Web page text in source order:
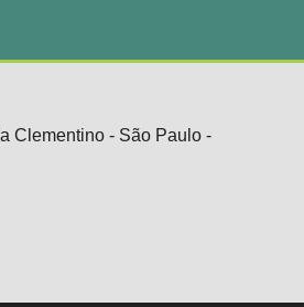
Clementino - São Paulo -